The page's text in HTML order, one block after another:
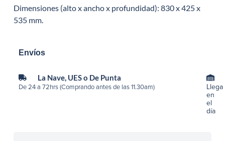
Dimensiones (alto x ancho x profundidad): 830 x 425 x
535 mm.
Envíos
La Nave, UES o De Punta
De 24 a 72hrs (Comprando antes de las 11.30am)
Llega
en
el
día